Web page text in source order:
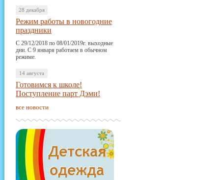
28 декабря
Режим работы в новогодние
праздники
С 29/12/2018 по 08/01/2019г. выходные
дни. С 9 января работаем в обычном
режиме.
14 августа
Готовимся к школе!
Поступление парт Дэми!
все новости